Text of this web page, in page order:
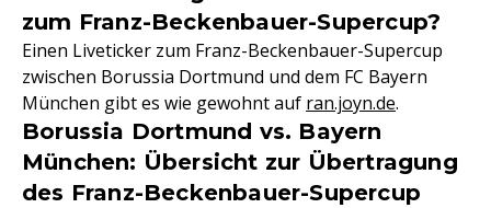
zum Franz-Beckenbauer-Supercup?
Einen Liveticker zum Franz-Beckenbauer-Supercup
zwischen Borussia Dortmund und dem FC Bayern
München gibt es wie gewohnt auf ran.joyn.de.
Borussia Dortmund vs. Bayern
München: Übersicht zur Übertragung
des Franz-Beckenbauer-Supercup